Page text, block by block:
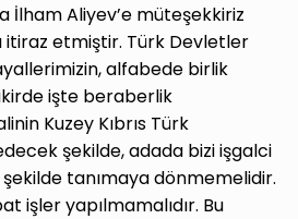
İlham Aliyev’e müteşekkiriz
itiraz etmiştir. Türk Devletler
alfabede birlik
işte beraberlik
Kuzey Kıbrıs Türk
şekilde, adada bizi işgalci
tanımaya dönmemelidir.
işler yapılmamalıdır. Bu